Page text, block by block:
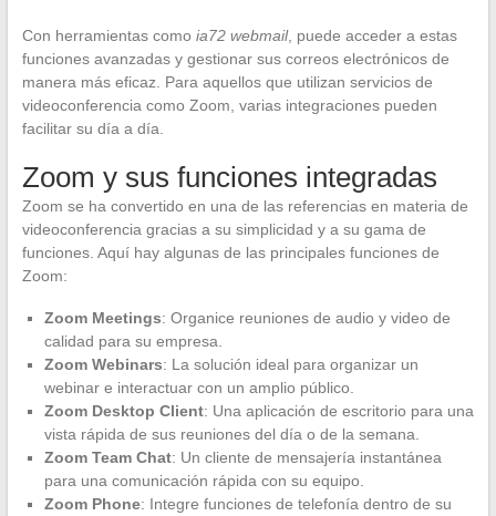
Con herramientas como ia72 webmail, puede acceder a estas
funciones avanzadas y gestionar sus correos electrónicos de
manera más eficaz. Para aquellos que utilizan servicios de
videoconferencia como Zoom, varias integraciones pueden
facilitar su día a día.
Zoom y sus funciones integradas
Zoom se ha convertido en una de las referencias en materia de
videoconferencia gracias a su simplicidad y a su gama de
funciones. Aquí hay algunas de las principales funciones de
Zoom:
Zoom Meetings: Organice reuniones de audio y video de
calidad para su empresa.
Zoom Webinars: La solución ideal para organizar un
webinar e interactuar con un amplio público.
Zoom Desktop Client: Una aplicación de escritorio para una
vista rápida de sus reuniones del día o de la semana.
Zoom Team Chat: Un cliente de mensajería instantánea
para una comunicación rápida con su equipo.
Zoom Phone: Integre funciones de telefonía dentro de su